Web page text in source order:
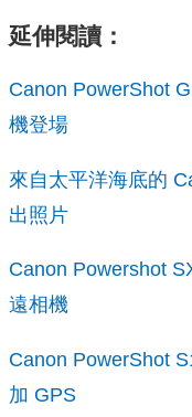
延伸閱讀：
Canon PowerShot
機登場
來自太平洋海底的
出照片
Canon Powershot
遠相機
Canon PowerShot
加 GPS